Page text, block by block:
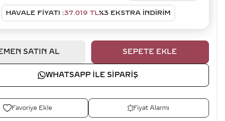
HAVALE FIYATI :37.019 TL%3 EKSTRA İNDİRİM
SATIN AL SEPETE EKLE
WHATSAPP ILE SIPARIŞ
Favoriye Ekle Fiyat Alarmı